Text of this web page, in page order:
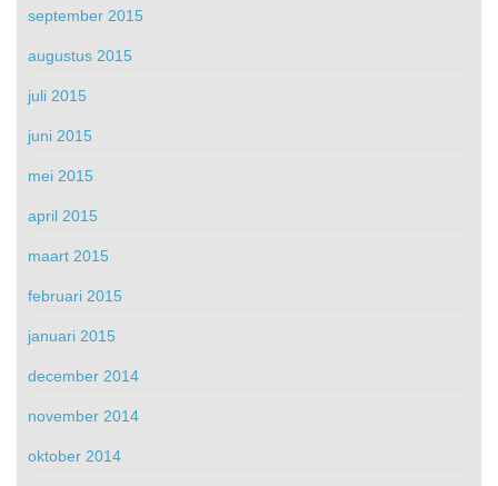
september 2015
augustus 2015
juli 2015
juni 2015
mei 2015
april 2015
maart 2015
februari 2015
januari 2015
december 2014
november 2014
oktober 2014